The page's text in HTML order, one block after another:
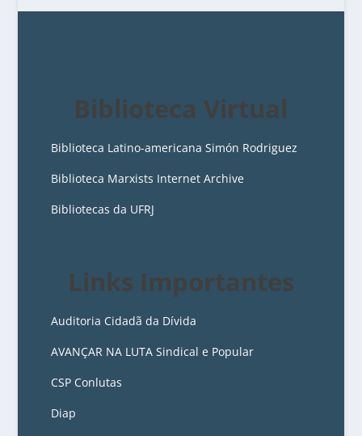
Biblioteca Virtual
Biblioteca Latino-americana Simón Rodriguez
Biblioteca Marxists Internet Archive
Bibliotecas da UFRJ
Links Importantes
Auditoria Cidadã da Dívida
AVANÇAR NA LUTA Sindical e Popular
CSP Conlutas
Diap